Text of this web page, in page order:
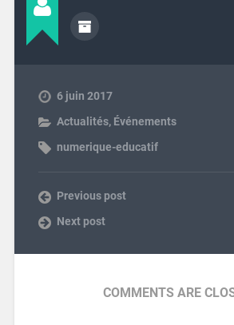
6 juin 2017
Actualités, Événements
numerique-educatif
Previous post
Next post
COMMENTS ARE